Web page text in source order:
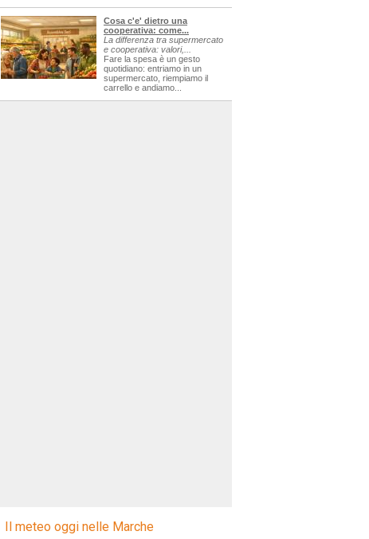
Cosa c'e' dietro una
cooperativa: come...
La differenza tra supermercato
e cooperativa: valori,...
Fare la spesa è un gesto
quotidiano: entriamo in un
supermercato, riempiamo il
carrello e andiamo...
Il meteo oggi nelle Marche